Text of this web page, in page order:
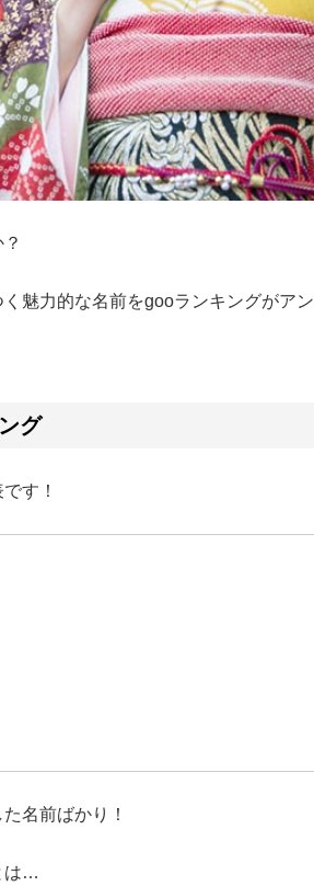
魅力的な名前をgooランキングがアン
グ
す！
名前ばかり！
は…